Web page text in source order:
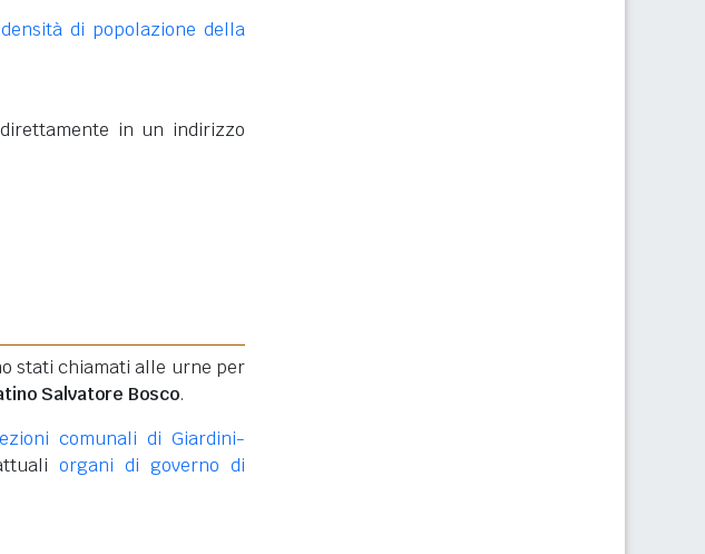
di popolazione della
in un indirizzo
stati chiamati alle urne per
Salvatore Bosco.
comunali di Giardini-
organi di governo di